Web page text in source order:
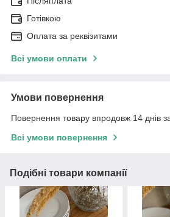
Готівкою
Оплата за реквізитами
Всі умови оплати
Умови повернення
Повернення товару впродовж 14 днів
Всі умови повернення
Подібні товари компанії